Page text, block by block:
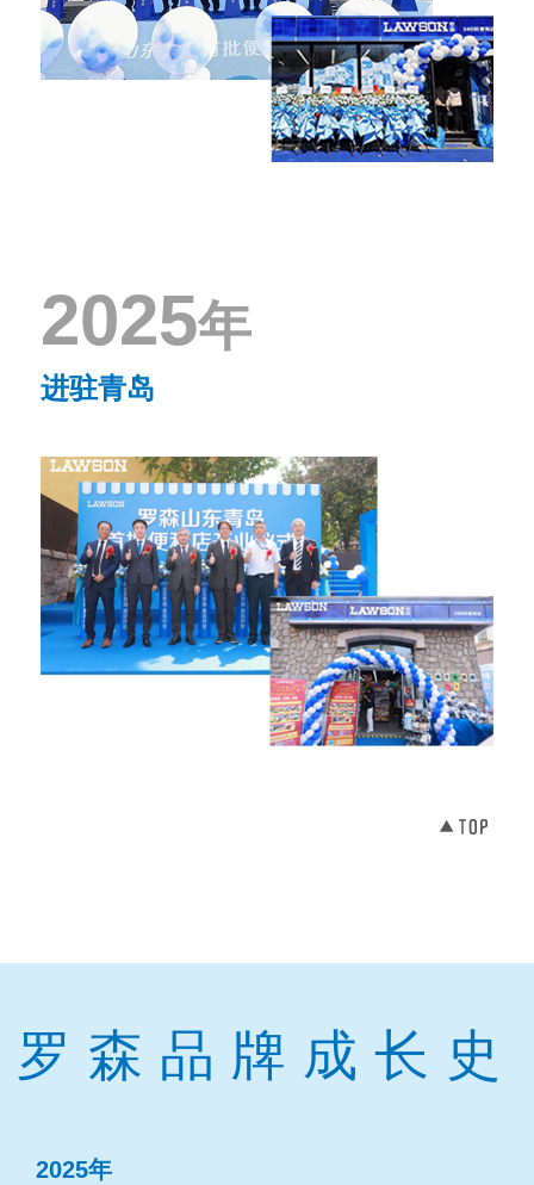
2025年
进驻青岛
罗森品牌成长史
2025年